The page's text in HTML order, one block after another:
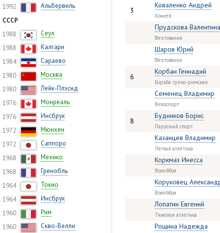
1992
Альбервиль
СССР
1988
Сеул
1988
Калгари
1984
Сараево
1980
Москва
1980
Лейк-Плэсид
1976
Монреаль
1976
Инсбрук
1972
Мюнхен
1972
Саппоро
1968
Мехико
1968
Гренобль
1964
Токио
1964
Инсбрук
1960
Рим
1960
Скво-Велли
3
Коваленко Андрей
Хоккей
Прудскова Валентина
Фехтование
Шаров Юрий
Фехтование
6
Корбан Геннадий
Борьба греко-римская
Семенец Владимир
Велоспорт
8
Будников Борис
Парусный спорт
Казанцев Владимир
Лёгкая атлетика
Коркмаз Инесса
Волейбол
Коруковец
Волейбол
Лопатин Евгений
Тяжелая атлетика
Рощина Надежда